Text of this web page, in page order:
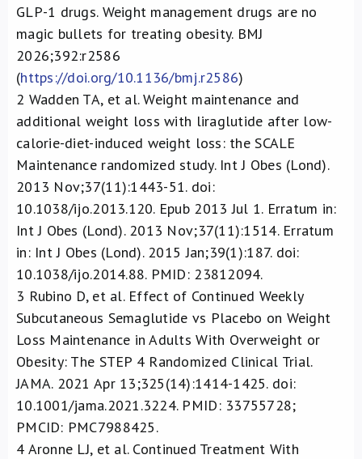
GLP-1 drugs. Weight management drugs are no
magic bullets for treating obesity. BMJ
2026;392:r2586
(https://doi.org/10.1136/bmj.r2586)
2 Wadden TA, et al. Weight maintenance and
additional weight loss with liraglutide after low-
calorie-diet-induced weight loss: the SCALE
Maintenance randomized study. Int J Obes (Lond).
2013 Nov;37(11):1443-51. doi:
10.1038/ijo.2013.120. Epub 2013 Jul 1. Erratum in:
Int J Obes (Lond). 2013 Nov;37(11):1514. Erratum
in: Int J Obes (Lond). 2015 Jan;39(1):187. doi:
10.1038/ijo.2014.88. PMID: 23812094.
3 Rubino D, et al. Effect of Continued Weekly
Subcutaneous Semaglutide vs Placebo on Weight
Loss Maintenance in Adults With Overweight or
Obesity: The STEP 4 Randomized Clinical Trial.
JAMA. 2021 Apr 13;325(14):1414-1425. doi:
10.1001/jama.2021.3224. PMID: 33755728;
PMCID: PMC7988425.
4 Aronne LJ, et al. Continued Treatment With